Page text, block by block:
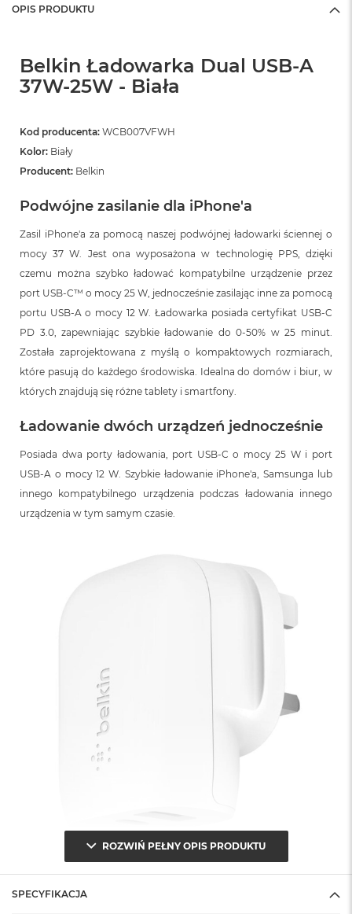
OPIS PRODUKTU
Belkin Ładowarka Dual USB-A
37W-25W - Biała
Kod producenta: WCB007VFWH
Kolor: Biały
Producent: Belkin
Podwójne zasilanie dla iPhone'a
Zasil iPhone'a za pomocą naszej podwójnej ładowarki ściennej o
mocy 37 W. Jest ona wyposażona w technologię PPS, dzięki
czemu można szybko ładować kompatybilne urządzenie przez
port USB-C™ o mocy 25 W, jednocześnie zasilając inne za pomocą
portu USB-A o mocy 12 W. Ładowarka posiada certyfikat USB-C
PD 3.0, zapewniając szybkie ładowanie do 0-50% w 25 minut.
Została zaprojektowana z myślą o kompaktowych rozmiarach,
które pasują do każdego środowiska. Idealna do domów i biur, w
których znajdują się różne tablety i smartfony.
Ładowanie dwóch urządzeń jednocześnie
Posiada dwa porty ładowania, port USB-C o mocy 25 W i port
USB-A o mocy 12 W. Szybkie ładowanie iPhone'a, Samsunga lub
innego kompatybilnego urządzenia podczas ładowania innego
urządzenia w tym samym czasie.
ROZWIŃ PEŁNY OPIS PRODUKTU
SPECYFIKACJA